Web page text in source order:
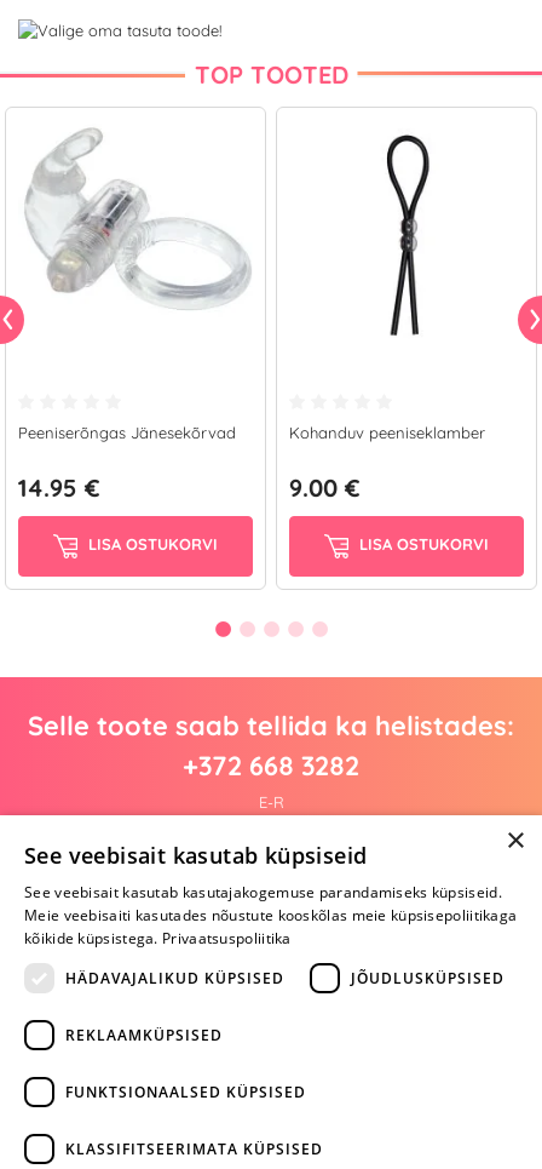
TOP TOOTED
Peeniserõngas Jänesekõrvad
14.95 €
LISA OSTUKORVI
Kohanduv peeniseklamber
9.00 €
LISA OSTUKORVI
Selle toote saab tellida ka helistades:
+372 668 3282
E-R
Arvustusi veel pole
Ole esimene!
Kirjuta arvustus ja SAA KINGITUS!
+372 668 3282
×
See veebisait kasutab küpsiseid
See veebisait kasutab kasutajakogemuse parandamiseks küpsiseid.
Meie veebisaiti kasutades nõustute kooskõlas meie küpsisepoliitikaga
kõikide küpsistega. Privaatsuspoliitika
HÄDAVAJALIKUD KÜPSISED
JÕUDLUSKÜPSISED
REKLAAMKÜPSISED
FUNKTSIONAALSED KÜPSISED
KLASSIFITSEERIMATA KÜPSISED